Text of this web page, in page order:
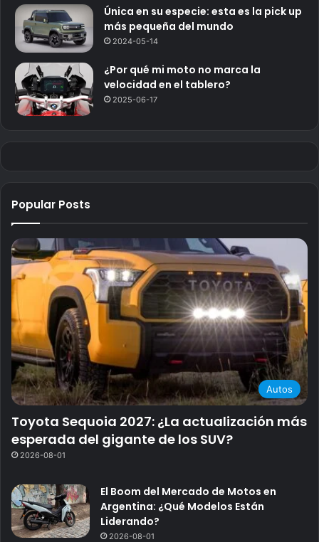
Única en su especie: esta es la pick up
más pequeña del mundo
2024-05-14
¿Por qué mi moto no marca la
velocidad en el tablero?
2025-06-17
Popular Posts
Autos
Toyota Sequoia 2027: ¿La actualización más
esperada del gigante de los SUV?
2026-08-01
El Boom del Mercado de Motos en
Argentina: ¿Qué Modelos Están
Liderando?
2026-08-01